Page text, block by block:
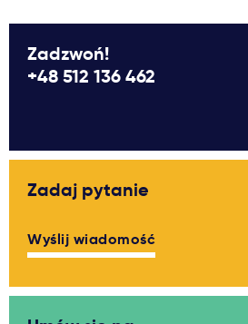
Zadzwoń!
+48 512 136 462
Zadaj pytanie
Wyślij wiadomość